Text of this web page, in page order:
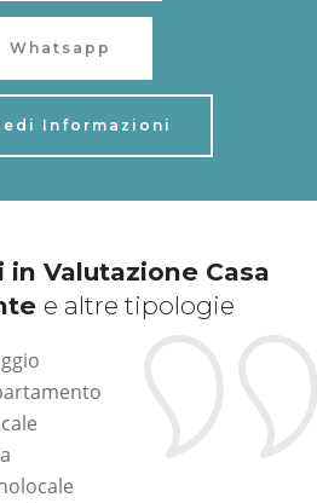
Whatsapp
Informazioni
in Valutazione Casa
e altre tipologie